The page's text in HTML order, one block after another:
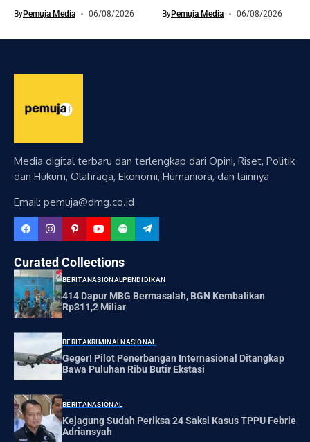
ByPemuja Media 06/08/2026 ByPemuja Media 06/08/2026
Media digital terbaru dan terlengkap dari Opini, Riset, Politik
dan Hukum, Olahraga, Ekonomi, Humaniora, dan lainnya
Email: pemuja@dmg.co.id
Curated Collections
BERITANASIONALPENDIDIKAN
414 Dapur MBG Bermasalah, BGN Kembalikan
Rp311,2 Miliar
BERITAKRIMINALNASIONAL
Geger! Pilot Penerbangan Internasional Ditangkap
Bawa Puluhan Ribu Butir Ekstasi
BERITANASIONAL
Kejagung Sudah Periksa 24 Saksi Kasus TPPU Febrie
Adriansyah